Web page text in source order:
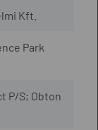
Kft.
Park
P/S; Obton